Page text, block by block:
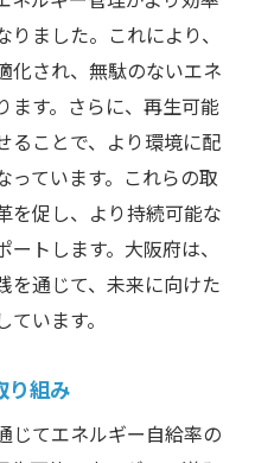
ました。これにより、
化され、無駄のないエネ
ます。さらに、再生可能
ることで、より環境に配
っています。これらの取
を促し、より持続可能な
トします。大阪府は、
を通じて、未来に向けた
います。
り組み
じてエネルギー自給率の